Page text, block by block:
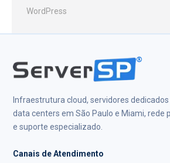
WordPress
®
Infraestrutura cloud, servidores
data centers em São Paulo e Miami, rede
e suporte especializado.
Canais de Atendimento